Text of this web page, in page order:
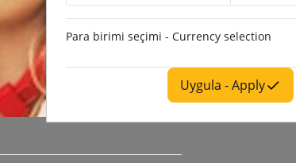
Para birimi seçimi - Currency selection
Uygula - Apply